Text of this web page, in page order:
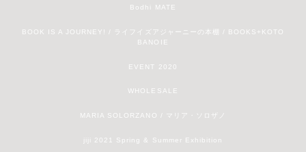
Bodhi MATE
BOOK IS A JOURNEY! / ライフイズアジャーニーの本棚 / BOOKS+KOTO
BANOIE
EVENT 2020
WHOLESALE
MARIA SOLORZANO / マリア・ソロザノ
jiji 2021 Spring & Summer Exhibition